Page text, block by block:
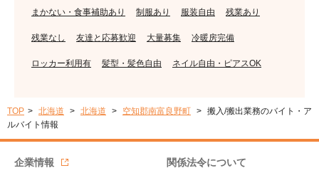
まかない・食事補助あり 制服あり 服装自由 残業あり
残業なし 友達と応募歓迎 大量募集 冷暖房完備
ロッカー利用有 髪型・髪色自由 ネイル自由・ピアスOK
TOP 北海道 北海道 空知郡南富良野町
搬入/搬出業務のバイト・ア
ルバイト情報
企業情報 関係法令について